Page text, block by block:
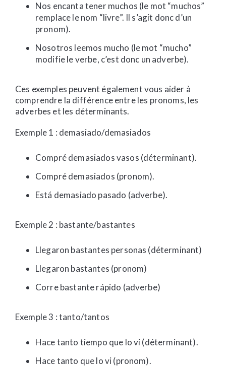
Nos encanta tener muchos (le mot “muchos”
remplace le nom “livre”. Il s’agit donc d’un
pronom).
Nosotros leemos mucho (le mot “mucho”
modifie le verbe, c’est donc un adverbe).
Ces exemples peuvent également vous aider à
comprendre la différence entre les pronoms, les
adverbes et les déterminants.
Exemple 1 : demasiado/demasiados
Compré demasiados vasos (déterminant).
Compré demasiados (pronom).
Está demasiado pasado (adverbe).
Exemple 2 : bastante/bastantes
Llegaron bastantes personas (déterminant)
Llegaron bastantes (pronom)
Corre bastante rápido (adverbe)
Exemple 3 : tanto/tantos
Hace tanto tiempo que lo vi (déterminant).
Hace tanto que lo vi (pronom).